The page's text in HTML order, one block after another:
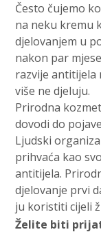
Često čujemo
na neku kremu
djelovanjem u
nakon par
razvije antitijela
više ne djeluju.
Prirodna
dovodi do
Ljudski
prihvaća kao
antitijela.
djelovanje prvi
ju koristiti cijeli
Želite biti